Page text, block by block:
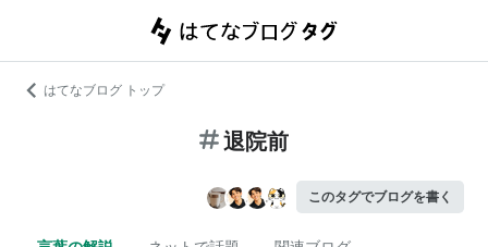
はてなブログ トップ
退院前
このタグでブログを書く